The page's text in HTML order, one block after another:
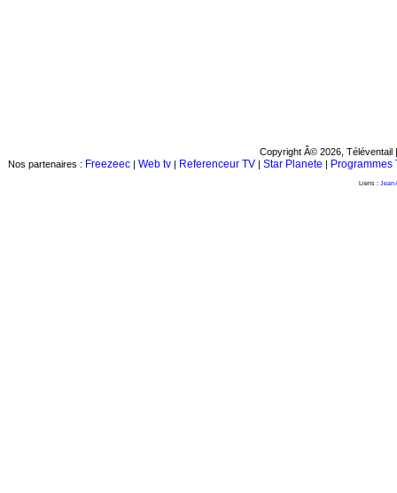
Copyright Â© 2026, Téléventail
Nos partenaires : Freezeec| Web tv| Referenceur TV| Star Planete | Programmes
Liens :